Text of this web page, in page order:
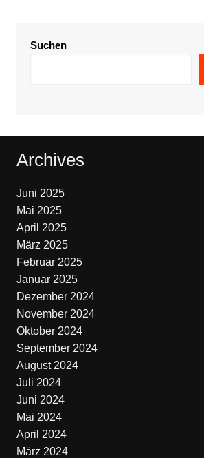
Suchen
Archives
Juni 2025
Mai 2025
April 2025
März 2025
Februar 2025
Januar 2025
Dezember 2024
November 2024
Oktober 2024
September 2024
August 2024
Juli 2024
Juni 2024
Mai 2024
April 2024
März 2024